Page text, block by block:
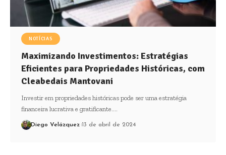
NOTÍCIAS
Maximizando Investimentos: Estratégias
Eficientes para Propriedades Históricas, com
Cleabedais Mantovani
Investir em propriedades históricas pode ser uma estratégia
financeira lucrativa e gratificante.…
Diego Velázquez 13 de abril de 2024